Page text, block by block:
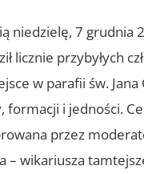
niedzielę, 7 grudnia
licznie przybyłych
w parafii św.
formacji i jedności.
przez
– wikariusza